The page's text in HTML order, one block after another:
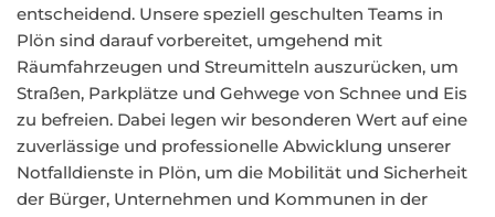
entscheidend. Unsere speziell geschulten Teams in
Plön sind darauf vorbereitet, umgehend mit
Räumfahrzeugen und Streumitteln auszurücken, um
Straßen, Parkplätze und Gehwege von Schnee und Eis
zu befreien. Dabei legen wir besonderen Wert auf eine
zuverlässige und professionelle Abwicklung unserer
Notfalldienste in Plön, um die Mobilität und Sicherheit
der Bürger, Unternehmen und Kommunen in der